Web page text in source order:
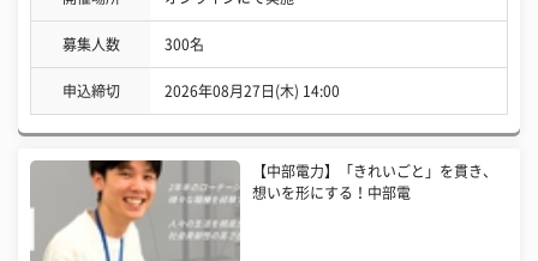
募集人数 300名
申込締切 2026年08月27日(木) 14:00
【中部電力】「きれいごと」を貫き、
想いを形にする！中部電